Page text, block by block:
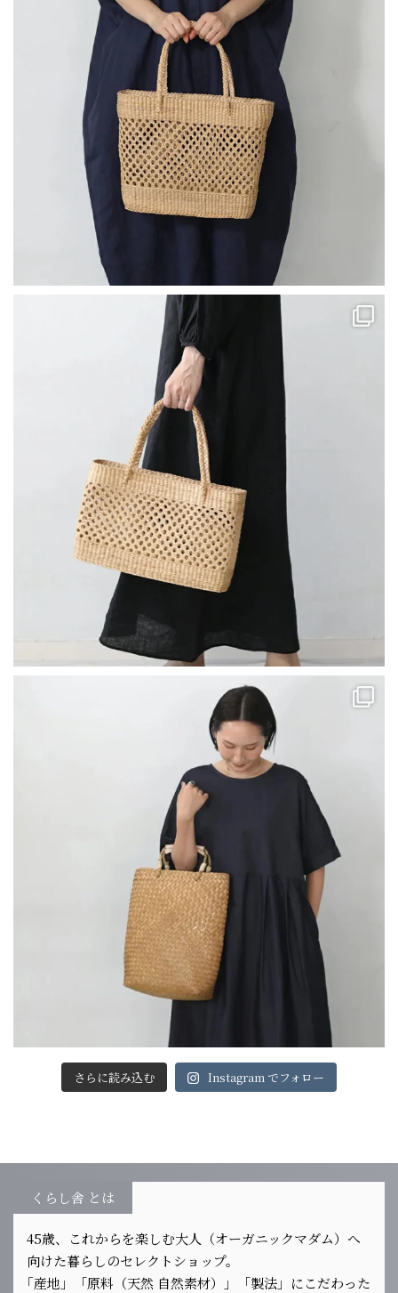
さらに読み込む Instagram でフォロー
くらし舎 とは
45歳、これからを楽しむ大人（オーガニックマダム）へ
向けた暮らしのセレクトショップ。
｢産地」「原料（天然 自然素材）」「製法」にこだわった